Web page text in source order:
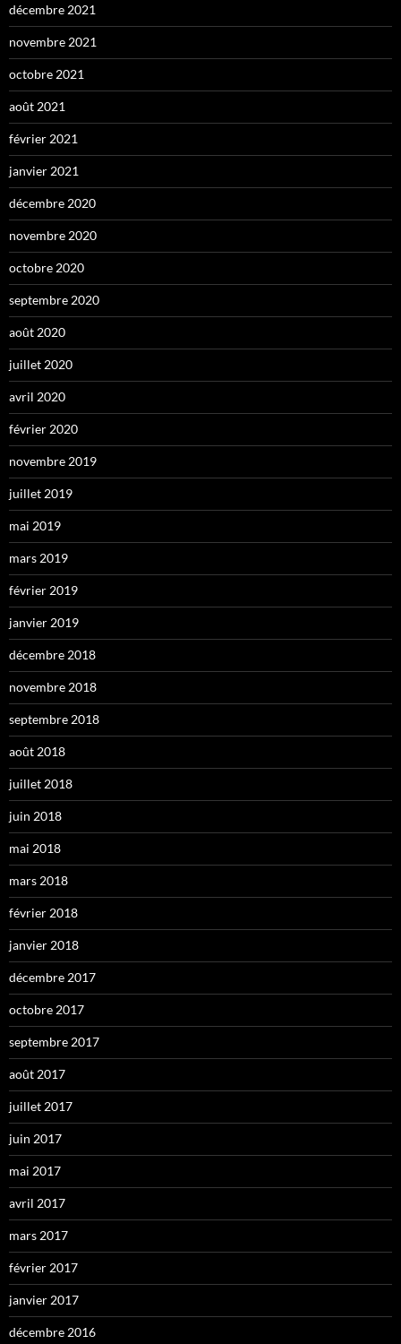
décembre 2021
novembre 2021
octobre 2021
août 2021
février 2021
janvier 2021
décembre 2020
novembre 2020
octobre 2020
septembre 2020
août 2020
juillet 2020
avril 2020
février 2020
novembre 2019
juillet 2019
mai 2019
mars 2019
février 2019
janvier 2019
décembre 2018
novembre 2018
septembre 2018
août 2018
juillet 2018
juin 2018
mai 2018
mars 2018
février 2018
janvier 2018
décembre 2017
octobre 2017
septembre 2017
août 2017
juillet 2017
juin 2017
mai 2017
avril 2017
mars 2017
février 2017
janvier 2017
décembre 2016